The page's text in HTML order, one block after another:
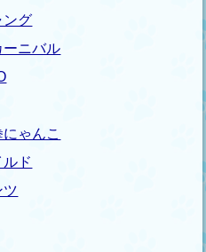
ング
ーニバル
ゃんこ
ド
ツ